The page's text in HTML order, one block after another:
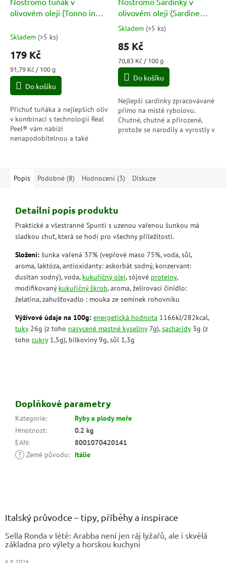
olivovém oleji (Tonno in
Deciso 3x65g) 195g
Skladem (>5 ks)
179 Kč
Měrná
cena:
91,79 Kč / 100 g
Do košíku
Příchuť tuňáka a nejlepších oliv
v kombinaci s technologií Real
Peel® vám nabízí
nenapodobitelnou a také
olivovém oleji (Sardine
all’Olio di Oliva) 120g
Průměrné
hodnocení
produktu
je
4,8
5
hvězdiček.
Skladem (>5 ks)
85 Kč
Měrná
cena:
70,83 Kč / 100 g
Do košíku
Nejlepší sardinky zpracovávané
přímo na místě rybolovu.
Chutné, chutné a přirozené,
protože se narodily a vyrostly v
Popis Podobné (8) Hodnocení (3) Diskuze
Detailní popis produktu
Praktické a všestranné Spuntì s uzenou vařenou šunkou má
sladkou chuť, která se hodí pro všechny příležitosti.
Složení: šunka vařená 37% (vepřové maso 75%, voda, sůl,
aroma, laktóza, antioxidanty: askorbát sodný, konzervant:
dusitan sodný), voda, kukuřičný olej, sójové proteiny,
modifikovaný kukuřičný škrob, aroma, želírovací činidlo:
želatina, zahušťovadlo : mouka ze semínek rohovníku
Výživové údaje na 100g: energetická hodnota 1166kJ/282kcal,
tuky26g (z toho nasycené mastné kyseliny7g),sacharidy3g (z
toho cukry1,5g), bílkoviny 9g, sůl 1,3g
Doplňkové parametry
Kategorie:
Ryby a plody moře
Hmotnost:
0.2 kg
EAN:
8001070420141
? Země původu: Itálie
Italský průvodce – tipy, příběhy a inspirace
Sella Ronda v létě: Arabba není jen ráj lyžařů, ale i skvělá
základna pro výlety a horskou kuchyni